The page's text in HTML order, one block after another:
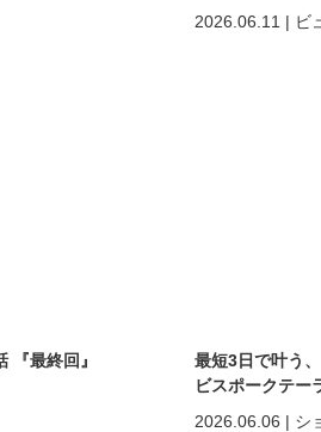
しくなる」だ
めの美容医療
2026.06.11 | ビ
『最終回』
最短3日で叶う
ビスポークテ
2026.06.06 | シ